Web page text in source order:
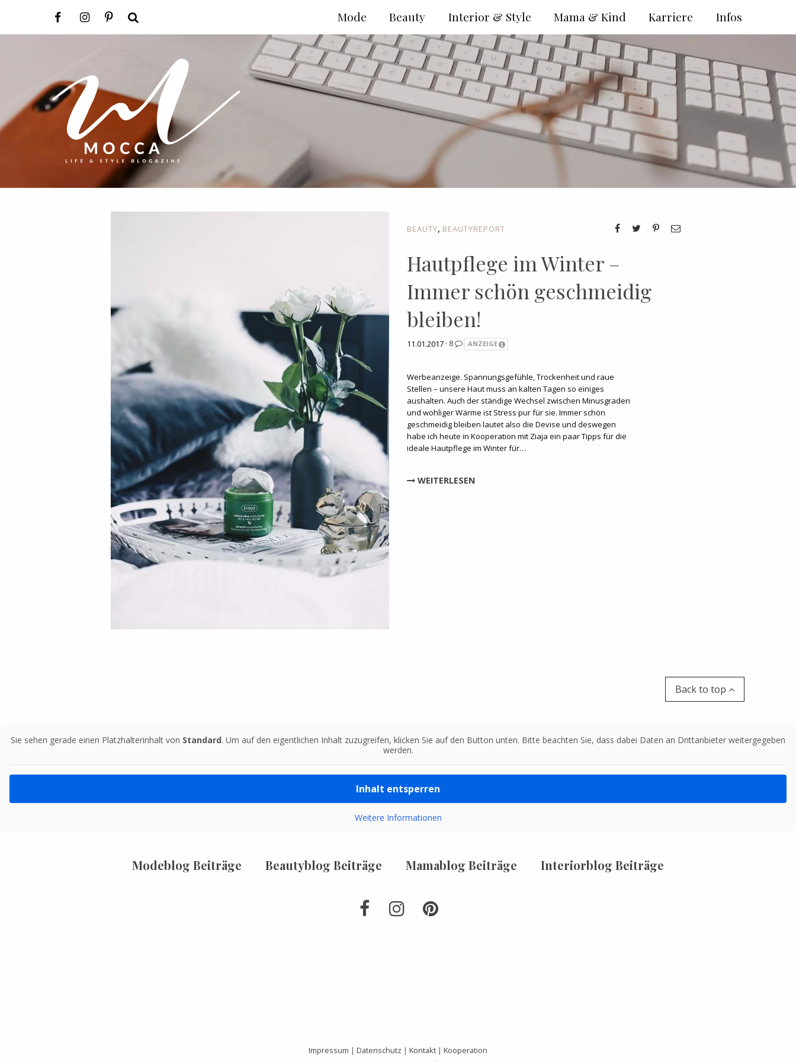
BEAUTY, BEAUTYREPORT
Hautpflege im Winter –
Immer schön geschmeidig
bleiben!
11.01.2017 · 8 ANZEIGE
Werbeanzeige. Spannungsgefühle, Trockenheit und raue
Stellen – unsere Haut muss an kalten Tagen so einiges
aushalten. Auch der ständige Wechsel zwischen Minusgraden
und wohliger Wärme ist Stress pur für sie. Immer schön
geschmeidig bleiben lautet also die Devise und deswegen
habe ich heute in Kooperation mit Ziaja ein paar Tipps für die
ideale Hautpflege im Winter für…
WEITERLESEN
Back to top
Sie sehen gerade einen Platzhalterinhalt von Standard. Um auf den eigentlichen Inhalt zuzugreifen, klicken Sie auf den Button unten. Bitte beachten Sie, dass dabei Daten an Drittanbieter weitergegeben
werden.
Inhalt entsperren
Weitere Informationen
Modeblog Beiträge Beautyblog Beiträge Mamablog Beiträge Interiorblog Beiträge
Impressum | Datenschutz | Kontakt | Kooperation
Infos
Karriere
Mama & Kind
Interior & Style
Beauty
Mode